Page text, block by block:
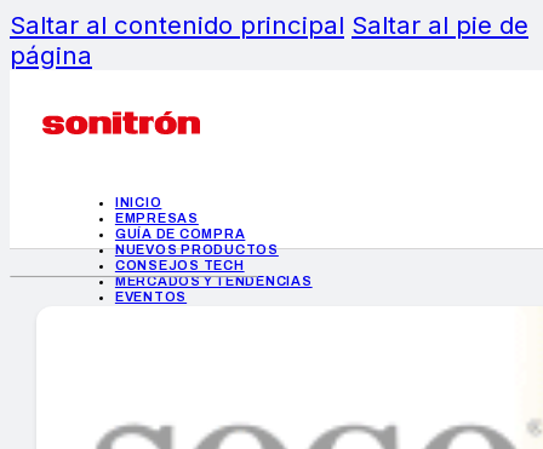
Saltar al contenido principal Saltar al pie de
página
INICIO
EMPRESAS
GUÍA DE COMPRA
NUEVOS PRODUCTOS
CONSEJOS TECH
MERCADOS Y TENDENCIAS
EVENTOS